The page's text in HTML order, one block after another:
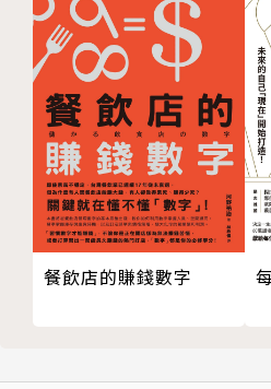
作者簡介
黃齊元／主編
藍濤亞洲總裁、臺灣併購
長、東海大學智慧轉型中心執
陳鴻基
餐飲店的賺錢數字